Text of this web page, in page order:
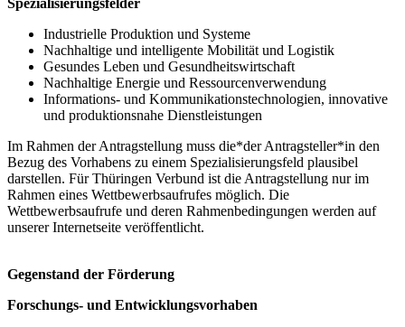
Spezialisierungsfelder
Industrielle Produktion und Systeme
Nachhaltige und intelligente Mobilität und Logistik
Gesundes Leben und Gesundheitswirtschaft
Nachhaltige Energie und Ressourcenverwendung
Informations- und Kommunikationstechnologien, innovative
und produktionsnahe Dienstleistungen
Im Rahmen der Antragstellung muss die*der Antragsteller*in den
Bezug des Vorhabens zu einem Spezialisierungsfeld plausibel
darstellen. Für Thüringen Verbund ist die Antragstellung nur im
Rahmen eines Wettbewerbsaufrufes möglich. Die
Wettbewerbsaufrufe und deren Rahmenbedingungen werden auf
unserer Internetseite veröffentlicht.
Gegenstand der Förderung
Forschungs- und Entwicklungsvorhaben